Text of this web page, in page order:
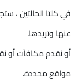
في كلتا الحالتين ،
عنها وتريدها.
أو نقدم مكافآت أو
مواقع محددة.